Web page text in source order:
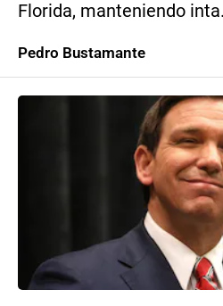
Florida, manteniendo
Pedro Bustamante